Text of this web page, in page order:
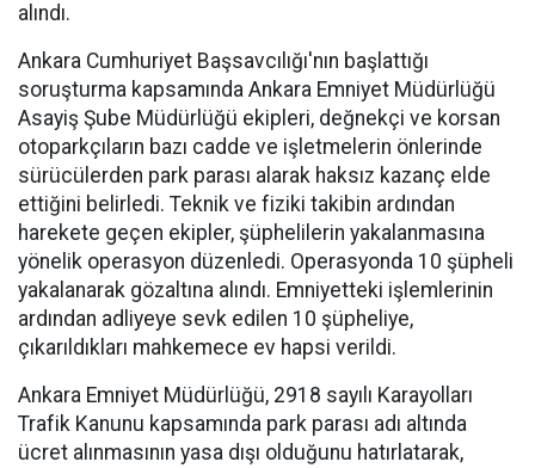
alındı.
Ankara Cumhuriyet Başsavcılığı'nın başlattığı
soruşturma kapsamında Ankara Emniyet Müdürlüğü
Asayiş Şube Müdürlüğü ekipleri, değnekçi ve korsan
otoparkçıların bazı cadde ve işletmelerin önlerinde
sürücülerden park parası alarak haksız kazanç elde
ettiğini belirledi. Teknik ve fiziki takibin ardından
harekete geçen ekipler, şüphelilerin yakalanmasına
yönelik operasyon düzenledi. Operasyonda 10 şüpheli
yakalanarak gözaltına alındı. Emniyetteki işlemlerinin
ardından adliyeye sevk edilen 10 şüpheliye,
çıkarıldıkları mahkemece ev hapsi verildi.
Ankara Emniyet Müdürlüğü, 2918 sayılı Karayolları
Trafik Kanunu kapsamında park parası adı altında
ücret alınmasının yasa dışı olduğunu hatırlatarak,